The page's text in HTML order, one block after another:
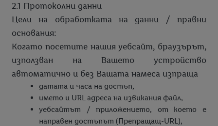
Твоето мнение
Печеливши участници
Правила на играта „Твоето мнение“
Политика за защита на личните данни във връзка с
играта „Твоето мнение“
Защита на личните данни - Анкета
Разплащане с банкови карти и ваучери
Лидл подаръчни ваучери за физически лица
Лидл подаръчни ваучери за корпоративни клиенти
Безплатна доставка на ремонтирани/заменящи
електроуреди
Знаци за качество
Qudal
Hohenstein – Двойна гаранция за качество
Информация за детергенти
Магазини
Анкета обслужване
Нюзлетър
2.1 Протоколни данни
Цели на обработката на данни / правни
основания:
Когато посетите нашия уебсайт, браузърът,
използван на Вашето устройство
автоматично и без Вашата намеса изпраща
датата и часа на достъп,
името и URL адреса на извикания файл,
уебсайтът / приложението, от което е
направен достъпът (Препращащ-URL),